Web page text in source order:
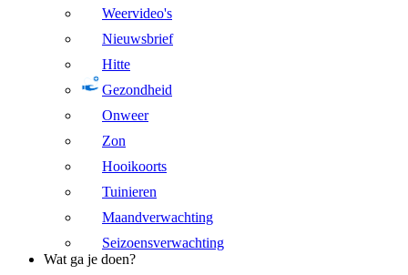
Weervideo's
Nieuwsbrief
Hitte
Gezondheid
Onweer
Zon
Hooikoorts
Tuinieren
Maandverwachting
Seizoensverwachting
Wat ga je doen?